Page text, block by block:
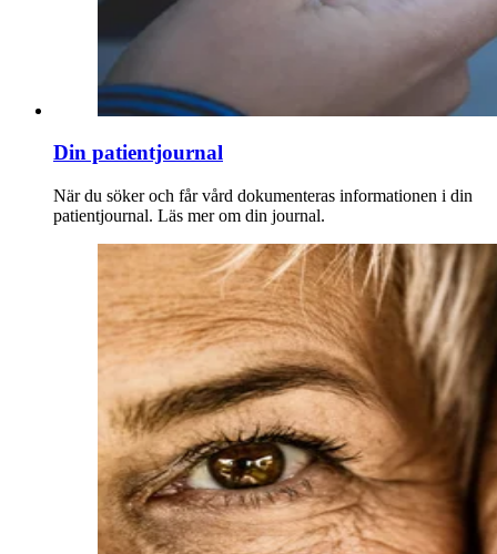
Din patientjournal
När du söker och får vård dokumenteras informationen i din
patientjournal. Läs mer om din journal.